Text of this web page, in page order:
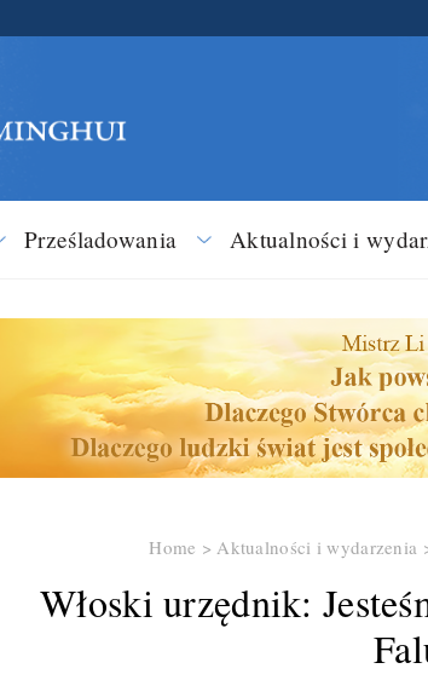
Prześladowania Aktualności i
Home >Aktualności i wydarzenia
Włoski urzędnik: